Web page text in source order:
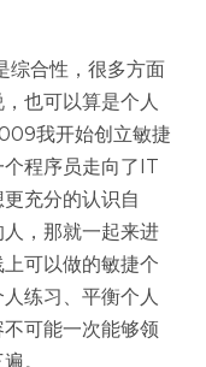
综合性，很多方面
也可以算是个人
我开始创立敏捷
程序员走向了IT
充分的认识自
，那就一起来进
可以做的敏捷个
练习、平衡个人
可能一次能够领
。